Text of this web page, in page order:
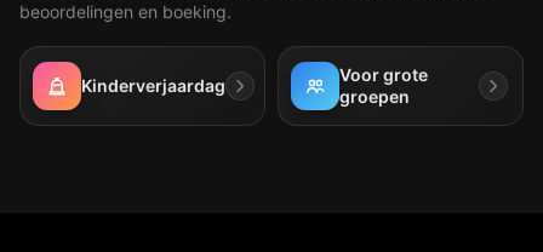
beoordelingen en boeking.
Kinderverjaardag
Voor grote
groepen